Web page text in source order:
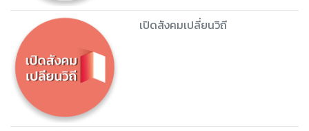
เปิดสังคมเปลี่ยนวิถี